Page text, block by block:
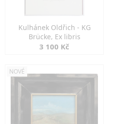
Kulhánek Oldřich - KG
Brücke, Ex libris
3 100 Kč
NOVÉ